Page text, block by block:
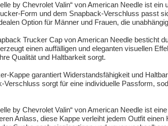
by Chevrolet Valin“ von American Needle ist
Form und dem Snapback-Verschluss passt
Option für Männer und Frauen, die
Trucker Cap von American Needle besticht
einen auffälligen und eleganten visuellen
Qualität und Haltbarkeit sorgt.
Kappe garantiert Widerstandsfähigkeit und
sorgt für eine individuelle Passform,
by Chevrolet Valin“ von American Needle ist
Anlass, diese Kappe verleiht jedem Outfit